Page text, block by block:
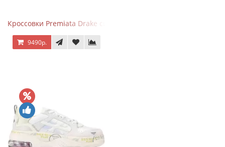
Кроссовки Premiata Drake синие с серым
9490р.